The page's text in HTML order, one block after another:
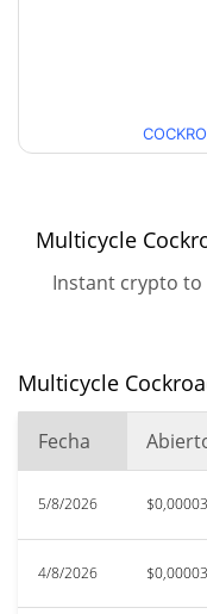
Mínimo/máximo en
días
semanas
Máximo histórico
jun. 2, 2026 (2 months
All Time Low
Multicycle
Instant crypto to
Multicycle
Fecha
5/8/2026 $0,00003
4/8/2026